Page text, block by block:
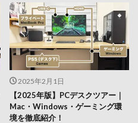
2025年2月1日
【2025年版】PCデスクツアー｜
Mac・Windows・ゲーミング環
境を徹底紹介！